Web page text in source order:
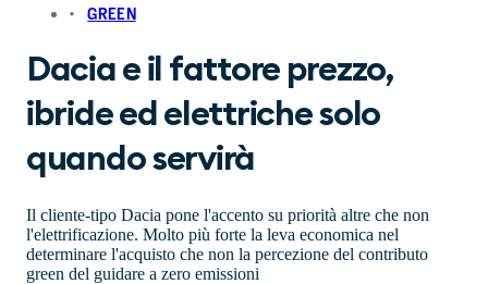
GREEN
Dacia e il fattore prezzo,
ibride ed elettriche solo
quando servirà
Il cliente-tipo Dacia pone l'accento su priorità altre che non
l'elettrificazione. Molto più forte la leva economica nel
determinare l'acquisto che non la percezione del contributo
green del guidare a zero emissioni